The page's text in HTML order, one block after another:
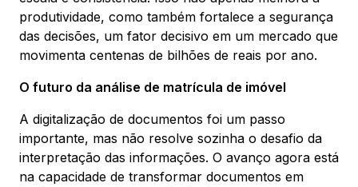
produtividade, como também fortalece a segurança
das decisões, um fator decisivo em um mercado que
movimenta centenas de bilhões de reais por ano.
O futuro da análise de matrícula de imóvel
A digitalização de documentos foi um passo
importante, mas não resolve sozinha o desafio da
interpretação das informações. O avanço agora está
na capacidade de transformar documentos em